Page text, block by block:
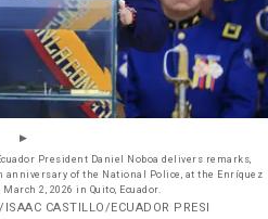
President Daniel Noboa delivers remarks,
of the National Police, at the Enríquez
2, 2026 in Quito, Ecuador.
CASTILLO/ECUADOR PRESI